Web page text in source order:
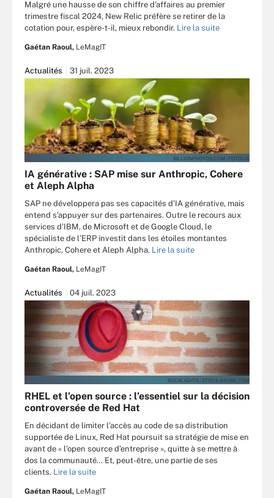
Malgré une hausse de son chiffre d’affaires au premier
trimestre fiscal 2024, New Relic préfère se retirer de la
cotation pour, espère-t-il, mieux rebondir. Lire la suite
Gaétan Raoul, LeMagIT
Actualités 31 juil. 2023
BILLIONPHOTOS.COM - FOTOLIA
IA générative : SAP mise sur Anthropic, Cohere
et Aleph Alpha
SAP ne développera pas ses capacités d’IA générative, mais
entend s’appuyer sur des partenaires. Outre le recours aux
services d’IBM, de Microsoft et de Google Cloud, le
spécialiste de l’ERP investit dans les étoiles montantes
Anthropic, Cohere et Aleph Alpha. Lire la suite
Gaétan Raoul, LeMagIT
Actualités 04 juil. 2023
ROCKLIGHTS - STOCK.ADOBE.COM
RHEL et l’open source : l’essentiel sur la décision
controversée de Red Hat
En décidant de limiter l’accès au code de sa distribution
supportée de Linux, Red Hat poursuit sa stratégie de mise en
avant de « l’open source d’entreprise », quitte à se mettre à
dos la communauté… Et, peut-être, une partie de ses
clients. Lire la suite
Gaétan Raoul, LeMagIT